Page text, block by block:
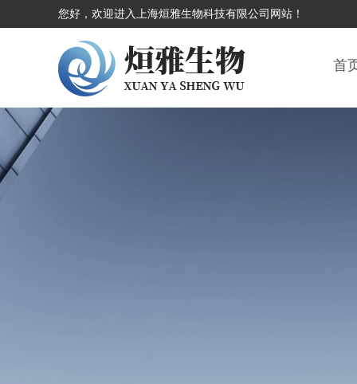
您好，欢迎进入上海烜雅生物科技有限公司网站！
首